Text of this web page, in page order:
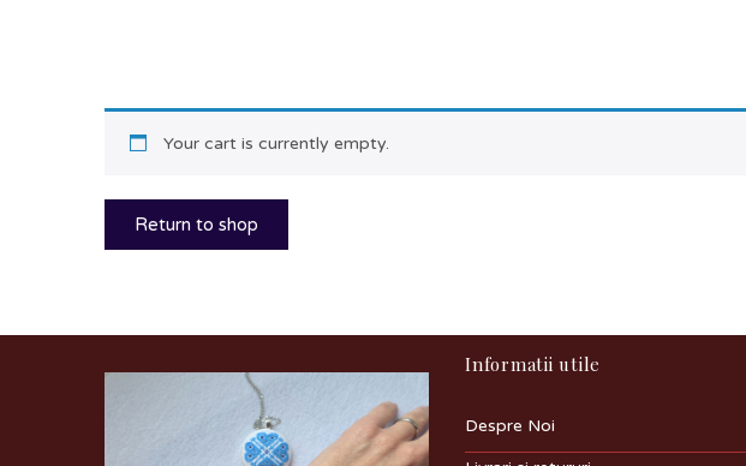
Your cart is currently empty.
Return to shop
Informatii utile
Despre Noi